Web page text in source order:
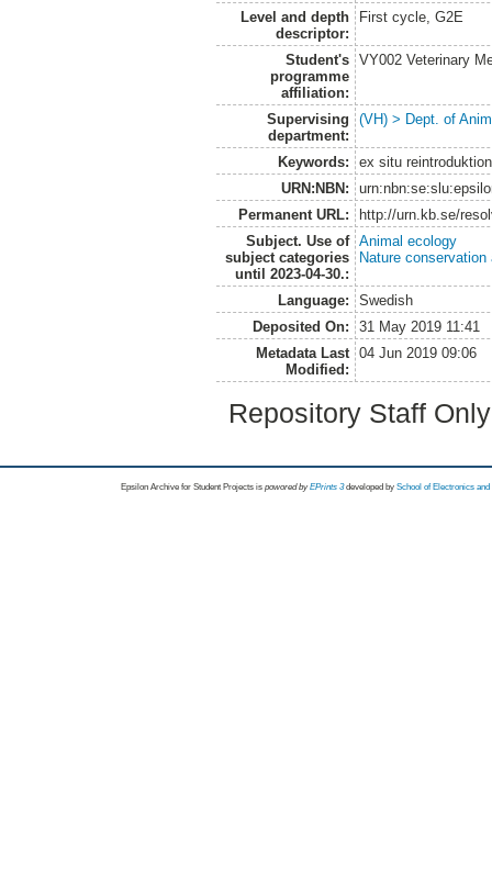
Level and depth
descriptor:
First cycle, G2E
Student's
programme
affiliation:
VY002 Veterinary
Supervising
department:
(VH) > Dept. of
Keywords:
ex situ
URN:NBN:
Permanent URL:
http://urn.kb.se/
Subject. Use of
subject categories
until 2023-04-30.:
Animal ecology
Nature
Language:
Swedish
Deposited On:
31 May 2019 11:41
Metadata Last
Modified:
04 Jun 2019 09:06
Repository Staff
Epsilon Archive for Student Projects is powored byEPrints 3 developed by School of Electronics